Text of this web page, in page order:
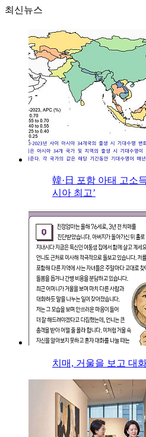
최신뉴스
韓·日 포함 아태 고소
시아 최고’
치매, 거울을 보고 대